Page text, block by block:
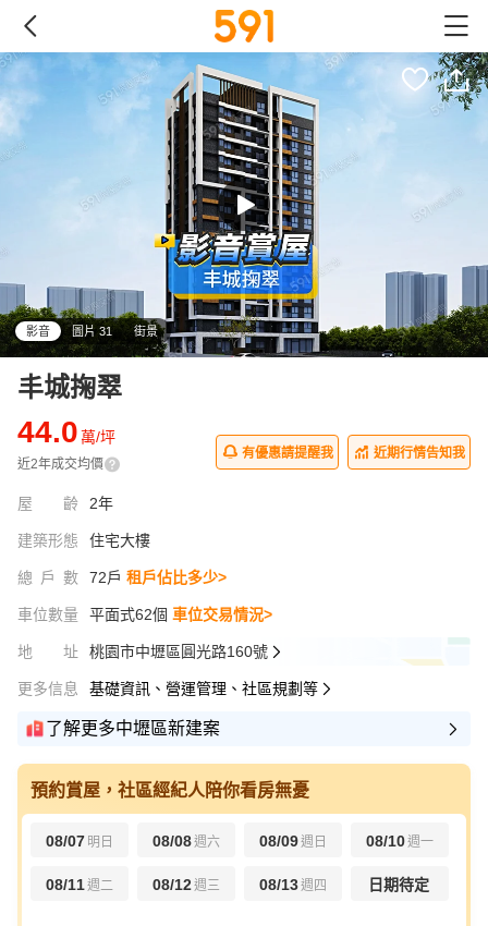
影音 圖片 31 街景
丰城掬翠
44.0萬/坪
近2年成交均價
有優惠請提醒我 近期行情告知我
屋齡 2年
建築形態 住宅大樓
總戶數 72戶 租戶佔比多少>
車位數量 平面式62個 車位交易情況>
地址 桃園市中壢區圓光路160號
更多信息 基礎資訊、營運管理、社區規劃等
了解更多中壢區新建案
預約賞屋，社區經紀人陪你看房無憂
08/07 明日 08/08週六 08/09週日 08/10週一
08/11週二 08/12週三 08/13週四 日期待定